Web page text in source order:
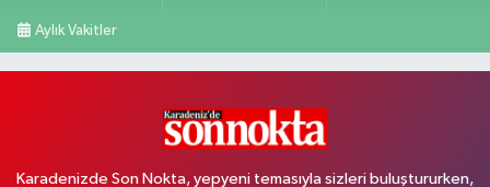
Aylık Vakitler
Karadenizde Son Nokta, yepyeni temasıyla sizleri buluştururken,